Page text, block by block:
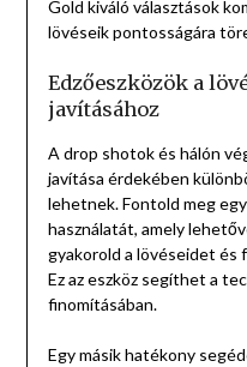
Gold kiváló választások
lövéseik pontosságára
Edzőeszközök a
javításához
A drop shotok és hálón
javítása érdekében
lehetnek. Fontold meg
használatát, amely
gyakorold a lövéseidet és
Ez az eszköz segíthet a
finomításában.
Egy másik hatékony